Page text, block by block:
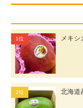
メキシ
北海